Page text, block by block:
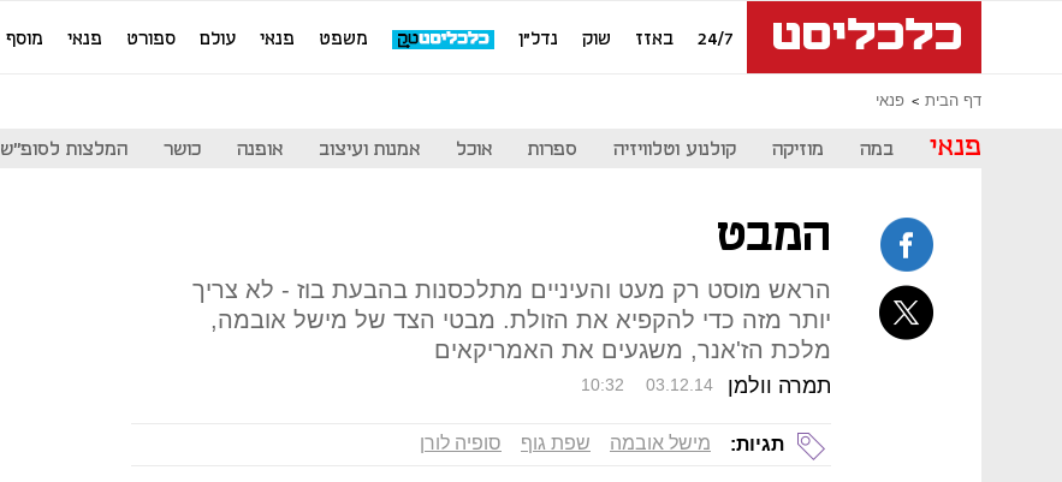
24/7 באזז שוק נדל"ן משפט פנאי עולם ספורט פנאי מוסף
דף הבית פנאי
פנאי במה מוזיקה קולנוע וטלוויזיה ספרות אוכל אמנות ועיצוב אופנה כושר המלצות לסופ"ש
המבט
הראש מוסט רק מעט והעיניים מתלכסנות בהבעת בוז - לא צריך
יותר מזה כדי להקפיא את הזולת. מבטי הצד של מישל אובמה,
מלכת הז'אנר, משגעים את האמריקאים
תמרה וולמן 10:32 03.12.14
תגיות: מישל אובמה שפת גוף סופיה לורן